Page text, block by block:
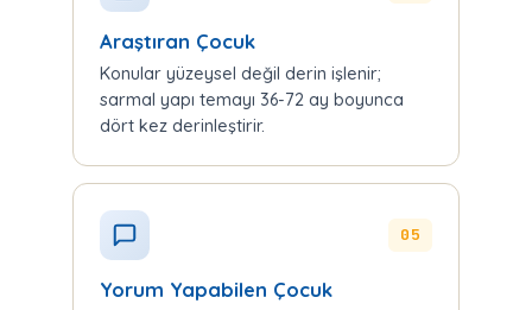
Araştıran Çocuk
Konular yüzeysel değil derin işlenir;
sarmal yapı temayı 36-72 ay boyunca
dört kez derinleştirir.
05
Yorum Yapabilen Çocuk